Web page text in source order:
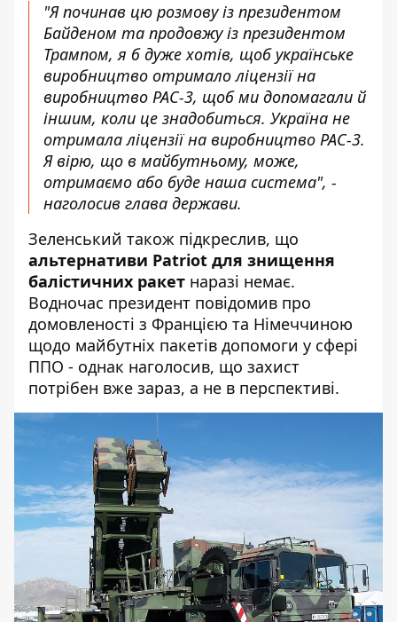
"Я починав цю розмову із президентом
Байденом та продовжу із президентом
Трампом, я б дуже хотів, щоб українське
виробництво отримало ліцензії на
виробництво PAC-3, щоб ми допомагали й
іншим, коли це знадобиться. Україна не
отримала ліцензії на виробництво PAC-3.
Я вірю, що в майбутньому, може,
отримаємо або буде наша система", -
наголосив глава держави.
Зеленський також підкреслив, що
альтернативи Patriot для знищення
балістичних ракет наразі немає.
Водночас президент повідомив про
домовленості з Францією та Німеччиною
щодо майбутніх пакетів допомоги у сфері
ППО - однак наголосив, що захист
потрібен вже зараз, а не в перспективі.